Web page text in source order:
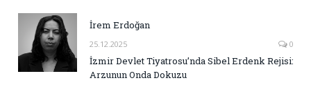
İrem Erdoğan
25.12.2025 0
İzmir Devlet Tiyatrosu’nda Sibel Erdenk Rejisi:
Arzunun Onda Dokuzu